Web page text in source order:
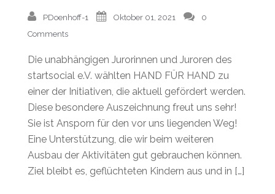
PDoenhoff-1 Oktober 01, 2021
0
Comments
Die unabhängigen Jurorinnen und Juroren des
startsocial e.V. wählten HAND FÜR HAND zu
einer der Initiativen, die aktuell gefördert werden.
Diese besondere Auszeichnung freut uns sehr!
Sie ist Ansporn für den vor uns liegenden Weg!
Eine Unterstützung, die wir beim weiteren
Ausbau der Aktivitäten gut gebrauchen können.
Ziel bleibt es, geflüchteten Kindern aus und in […]